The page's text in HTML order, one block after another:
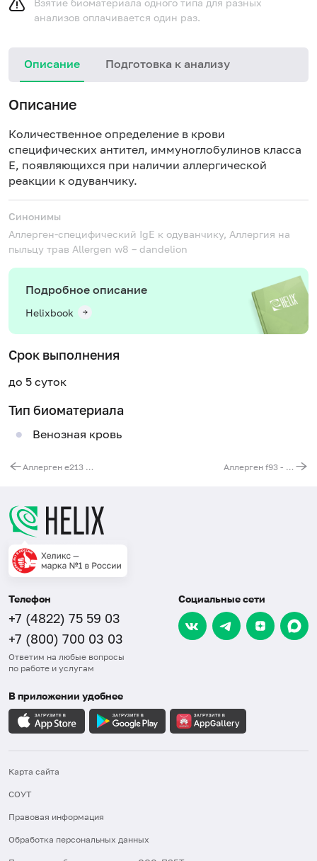
анализов оплачивается один раз.
Описание Подготовка к анализу
Описание
Количественное определение в крови
специфических антител, иммуноглобулинов класса
E, появляющихся при наличии аллергической
реакции к одуванчику.
Синонимы
Аллерген-специфический IgE к одуванчику, Аллергия на
пыльцу трав Allergen w8 – dandelion
Подробное описание
Helixbook
Срок выполнения
до 5 суток
Тип биоматериала
Венозная кровь
Аллерген e213 - перо попугая жако, IgE, ИФА Аллерген f93 - какао, IgE, ИФА
Телефон
+7 (4822) 75 59 03
+7 (800) 700 03 03
Ответим на любые вопросы
по работе и услугам
Социальные сети
В приложении удобнее
Карта сайта
СОУТ
Правовая информация
Обработка персональных данных